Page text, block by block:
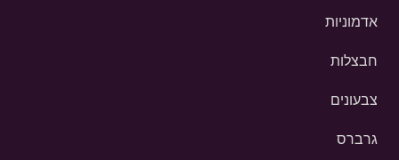
אדמוניות
חבצלות
צבעונים
גרברס